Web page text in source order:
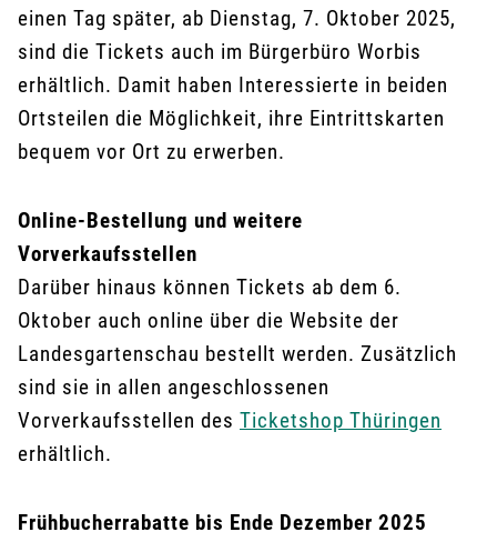
einen Tag später, ab Dienstag, 7. Oktober 2025,
sind die Tickets auch im Bürgerbüro Worbis
erhältlich. Damit haben Interessierte in beiden
Ortsteilen die Möglichkeit, ihre Eintrittskarten
bequem vor Ort zu erwerben.
Online-Bestellung und weitere
Vorverkaufsstellen
Darüber hinaus können Tickets ab dem 6.
Oktober auch online über die Website der
Landesgartenschau bestellt werden. Zusätzlich
sind sie in allen angeschlossenen
Vorverkaufsstellen des Ticketshop Thüringen
erhältlich.
Frühbucherrabatte bis Ende Dezember 2025